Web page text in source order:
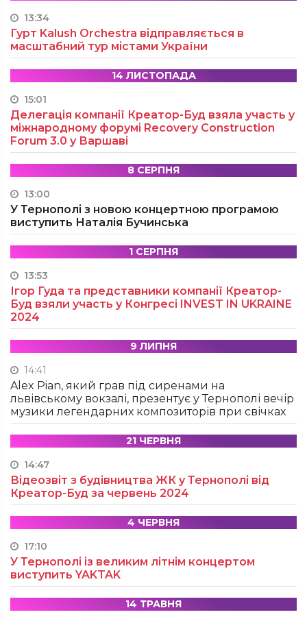
13:34
Гурт Kalush Orchestra відправляється в
масштабний тур містами України
14 ЛИСТОПАДА
15:01
Делегація компанії Креатор-Буд взяла участь у
міжнародному форумі Recovery Construction
Forum 3.0 у Варшаві
8 СЕРПНЯ
13:00
У Тернополі з новою концертною програмою
виступить Наталія Бучинська
1 СЕРПНЯ
13:53
Ігор Гуда та представники компанії Креатор-
Буд взяли участь у Конгресі INVEST IN UKRAINE
2024
9 ЛИПНЯ
14:41
Alex Pian, який грав під сиренами на
львівському вокзалі, презентує у Тернополі вечір
музики легендарних композиторів при свічках
21 ЧЕРВНЯ
14:47
Відеозвіт з будівництва ЖК у Тернополі від
Креатор-Буд за червень 2024
4 ЧЕРВНЯ
17:10
У Тернополі із великим літнім концертом
виступить YAKTAK
14 ТРАВНЯ